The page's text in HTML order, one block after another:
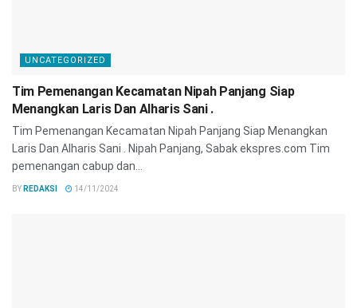
UNCATEGORIZED
Tim Pemenangan Kecamatan Nipah Panjang Siap
Menangkan Laris Dan Alharis Sani .
Tim Pemenangan Kecamatan Nipah Panjang Siap Menangkan
Laris Dan Alharis Sani . Nipah Panjang, Sabak ekspres.com Tim
pemenangan cabup dan...
BY REDAKSI 14/11/2024